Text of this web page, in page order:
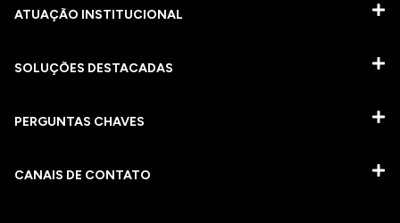
ATUAÇÃO INSTITUCIONAL
SOLUÇÕES DESTACADAS
PERGUNTAS CHAVES​
CANAIS DE CONTATO